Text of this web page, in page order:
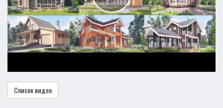
Список видео